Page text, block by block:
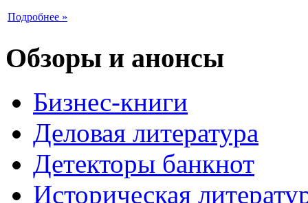
Подробнее »
Обзоры и анонсы
Бизнес-книги
Деловая литература
Детекторы банкнот
Историческая